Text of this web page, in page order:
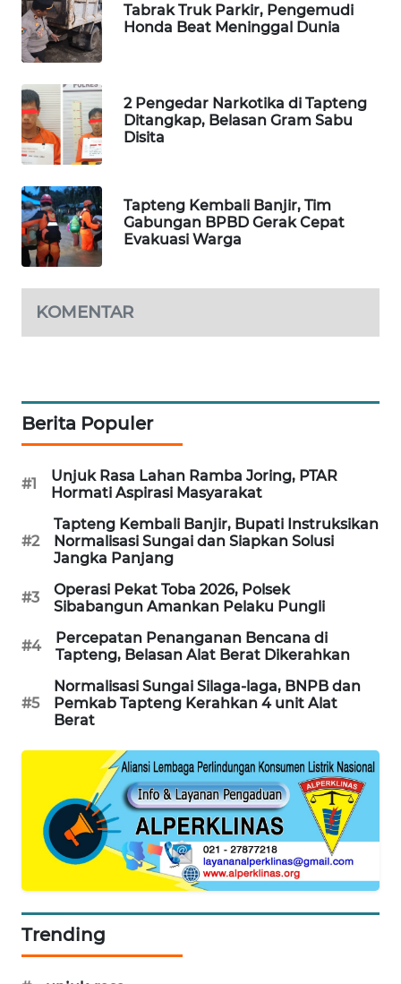
Tabrak Truk Parkir, Pengemudi
Honda Beat Meninggal Dunia
2 Pengedar Narkotika di Tapteng
Ditangkap, Belasan Gram Sabu
Disita
Tapteng Kembali Banjir, Tim
Gabungan BPBD Gerak Cepat
Evakuasi Warga
KOMENTAR
Berita Populer
#1
Unjuk Rasa Lahan Ramba Joring, PTAR
Hormati Aspirasi Masyarakat
#2
Tapteng Kembali Banjir, Bupati Instruksikan
Normalisasi Sungai dan Siapkan Solusi
Jangka Panjang
#3
Operasi Pekat Toba 2026, Polsek
Sibabangun Amankan Pelaku Pungli
#4
Percepatan Penanganan Bencana di
Tapteng, Belasan Alat Berat Dikerahkan
#5
Normalisasi Sungai Silaga-laga, BNPB dan
Pemkab Tapteng Kerahkan 4 unit Alat
Berat
Trending
WN
PAKPAK
WN
KARAWANG
WN
BEKASI
WN
BOGOR
DEPOK
UTARA
SAMOSIR
WN
PADANG
LAWAS
WN
CIANJUR
KEPULAUAN
WN
TANGERANG
WN
WN